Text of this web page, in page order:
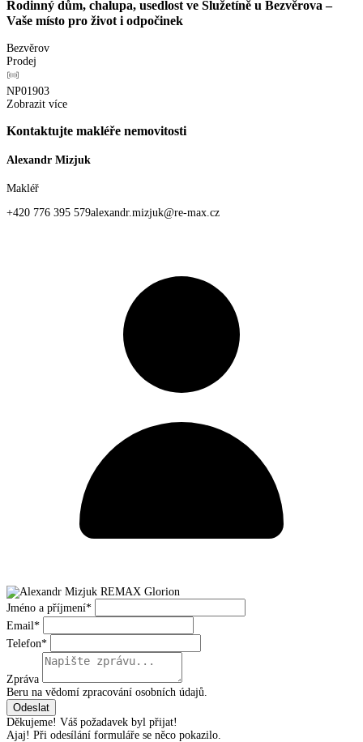
Rodinný dům, chalupa, usedlost ve Služetíně u Bezvěrova –
Vaše místo pro život i odpočinek
Bezvěrov
Prodej
NP01903
Zobrazit více
Kontaktujte makléře nemovitosti
Alexandr Mizjuk
Makléř
+420 776 395 579alexandr.mizjuk@re-max.cz
Jméno a příjmení*
Email*
Telefon*
Zpráva
Beru na vědomí zpracování osobních údajů.
Děkujeme! Váš požadavek byl přijat!
Ajaj! Při odesílání formuláře se něco pokazilo.